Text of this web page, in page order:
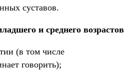
суставов.
и среднего
(в том числе
говорить);